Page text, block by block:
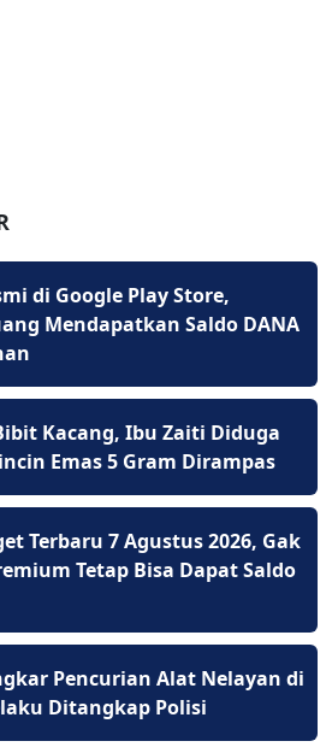
di Google Play Store,
Mendapatkan Saldo DANA
Kacang, Ibu Zaiti Diduga
Emas 5 Gram Dirampas
Terbaru 7 Agustus 2026, Gak
Tetap Bisa Dapat Saldo
Pencurian Alat Nelayan di
Ditangkap Polisi